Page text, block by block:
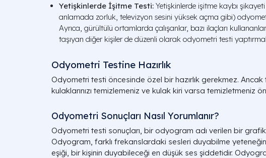
Yetişkinlerde İşitme Testi: Yetişkinlerde işitme kaybı
anlamada zorluk, televizyon sesini yüksek açma gibi)
Ayrıca, gürültülü ortamlarda çalışanlar, bazı ilaçları
taşıyan diğer kişiler de düzenli olarak odyometri testi
Odyometri Testine Hazırlık
Odyometri testi öncesinde özel bir hazırlık gerekmez. Ancak
kulaklarınızı temizlemeniz ve kulak kiri varsa temizletmeniz
Odyometri Sonuçları Nasıl Yorumlanır?
Odyometri testi sonuçları, bir odyogram adı verilen bir
Odyogram, farklı frekanslardaki sesleri duyabilme
eşiği, bir kişinin duyabileceği en düşük ses şiddetidir.